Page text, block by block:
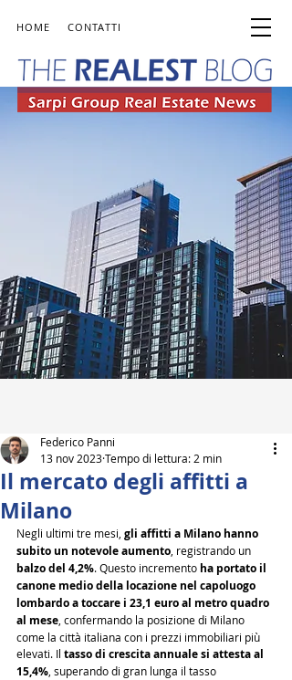
HOME CONTATTI
Il mercato degli affitti a
Milano
Federico Panni
13 nov 2023Tempo di lettura: 2 min
Negli ultimi tre mesi, gli affitti a Milano hanno
subito un notevole aumento , registrando un
balzo del 4,2%. Questo incremento ha portato il
canone medio della locazione nel capoluogo
lombardo a toccare i 23,1 euro al metro quadro
al mese , confermando la posizione di Milano
come la città italiana con i prezzi immobiliari più
elevati. Il tasso di crescita annuale si attesta al
15,4% , superando di gran lunga il tasso